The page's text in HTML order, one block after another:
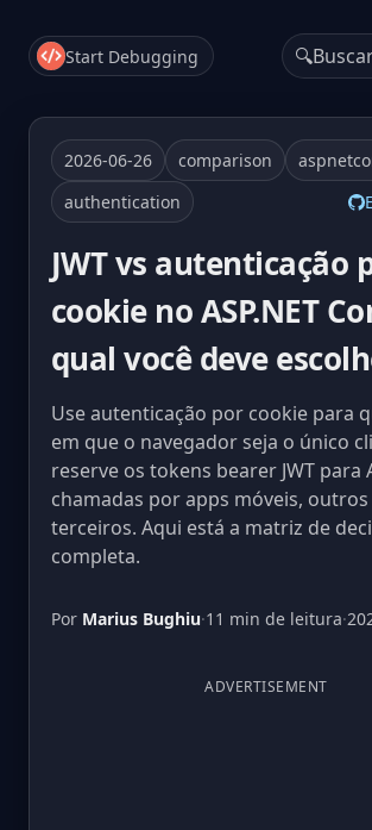
Start Debugging 🔍
2026-06-26 comparison
authentication
JWT vs autenticação
cookie no ASP.NET
qual você deve
Use autenticação por cookie para
em que o navegador seja o único
reserve os tokens bearer JWT para
chamadas por apps móveis,
terceiros. Aqui está a matriz de
completa.
Por Marius Bughiu·11 min de leitura·
ADVERTISEMENT